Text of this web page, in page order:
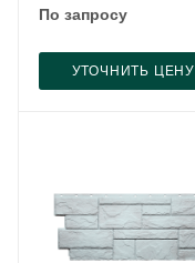
По запросу
УТОЧНИТЬ ЦЕНУ